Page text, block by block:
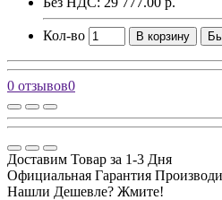
Кол-во В корзину
0 отзывов0
Доставим Товар за 1-3 Дня
Официальная Гарантия
Нашли Дешевле? Жмите!